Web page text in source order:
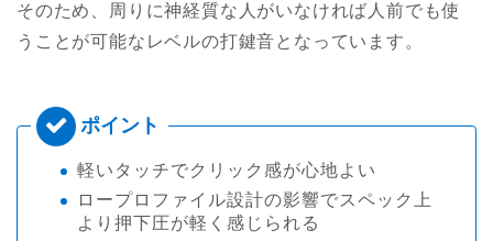
そのため、周りに神経質な人がいなければ人前でも使
うことが可能なレベルの打鍵音となっています。
軽いタッチでクリック感が心地よい
ロープロファイル設計の影響でスペック上
より押下圧が軽く感じられる